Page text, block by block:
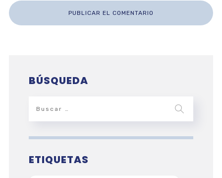
BÚSQUEDA
ETIQUETAS